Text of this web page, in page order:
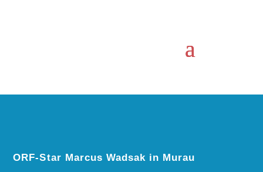
ORF-Star Marcus Wadsak in Murau